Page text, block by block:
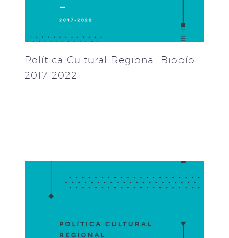
Política Cultural Regional Biobío
2017-2022